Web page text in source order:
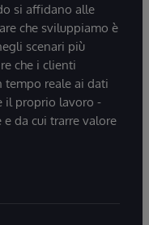
si affidano alle
che sviluppiamo è
scenari più
che i clienti
tempo reale ai dati
il proprio lavoro -
da cui trarre valore